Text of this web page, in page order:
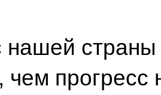
нашей
прогресс